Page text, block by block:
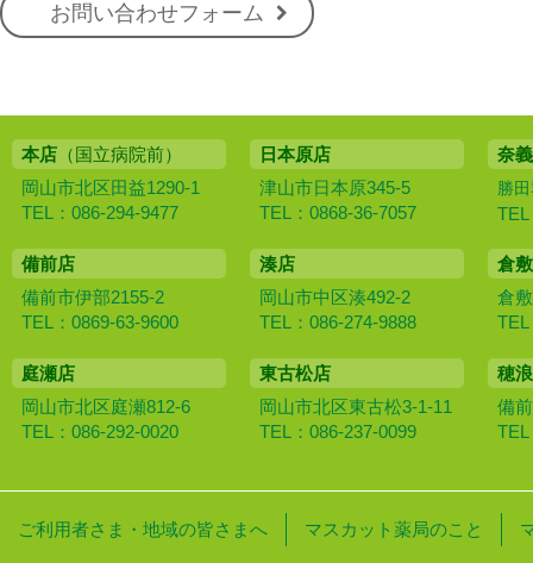
お問い合わせフォーム
本店 （国立病院前）
岡山市北区田益1290-1
TEL：086-294-9477
日本原店
津山市日本原345-5
TEL：0868-36-7057
奈
勝
TEL
備前店
備前市伊部2155-2
TEL：0869-63-9600
湊店
岡山市中区湊492-2
TEL：086-274-9888
倉
倉
TEL
庭瀬店
岡山市北区庭瀬812-6
TEL：086-292-0020
東古松店
岡山市北区東古松3-1-11
TEL：086-237-0099
穂
備
TEL
ご利用者さま・地域の皆さまへ マスカット薬局のこと